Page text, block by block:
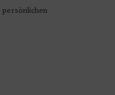
persönlichen